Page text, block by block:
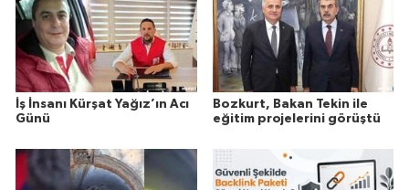
İş İnsanı Kürşat Yağız’ın Acı
Günü
Bozkurt, Bakan Tekin ile
eğitim projelerini görüştü